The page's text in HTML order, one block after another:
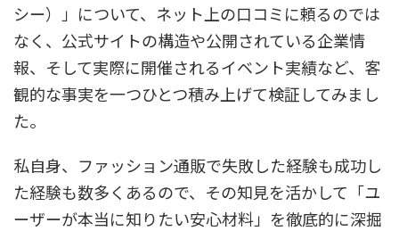
シー）」について、ネット上の口コミに頼るのでは
なく、公式サイトの構造や公開されている企業情
報、そして実際に開催されるイベント実績など、客
観的な事実を一つひとつ積み上げて検証してみまし
た。
私自身、ファッション通販で失敗した経験も成功し
た経験も数多くあるので、その知見を活かして「ユ
ーザーが本当に知りたい安心材料」を徹底的に深掘